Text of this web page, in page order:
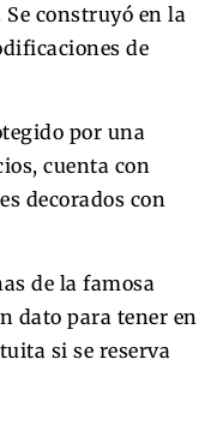
construyó en la
de
por una
cuenta con
decorados con
de la famosa
dato para tener en
si se reserva